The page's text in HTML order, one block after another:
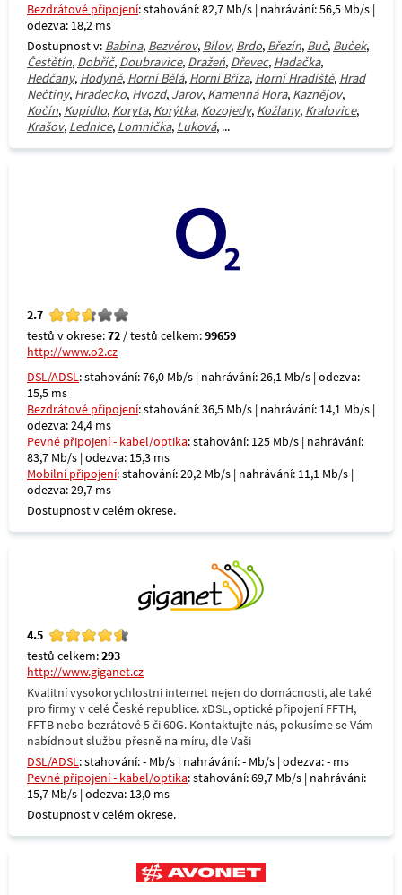
Bezdrátové připojení: stahování: 82,7 Mb/s | nahrávání: 56,5 Mb/s |
odezva: 18,2 ms
Dostupnost v: Babina, Bezvěrov, Bílov, Brdo, Březín, Buč, Buček,
Čestětín, Dobříč, Doubravice, Dražeň, Dřevec, Hadačka,
Hedčany, Hodyně, Horní Bělá, Horní Bříza, Horní Hradiště, Hrad
Nečtiny, Hradecko, Hvozd, Jarov, Kamenná Hora, Kaznějov,
Kočín, Kopidlo, Koryta, Korýtka, Kozojedy, Kožlany, Kralovice,
Krašov, Lednice, Lomnička, Luková, ...
2.7
testů v okrese:72 / testů celkem:99659
http://www.o2.cz
DSL/ADSL: stahování: 76,0 Mb/s | nahrávání: 26,1 Mb/s | odezva:
15,5 ms
Bezdrátové připojení: stahování: 36,5 Mb/s | nahrávání: 14,1 Mb/s |
odezva: 24,4 ms
Pevné připojení - kabel/optika: stahování: 125 Mb/s | nahrávání:
83,7 Mb/s | odezva: 15,3 ms
Mobilní připojení: stahování: 20,2 Mb/s | nahrávání: 11,1 Mb/s |
odezva: 29,7 ms
Dostupnost v celém okrese.
4.5
testů celkem:293
http://www.giganet.cz
Kvalitní vysokorychlostní internet nejen do domácnosti, ale také
pro firmy v celé České republice. xDSL, optické připojení FFTH,
FFTB nebo bezrátové 5 či 60G. Kontaktujte nás, pokusíme se Vám
nabídnout službu přesně na míru, dle Vaši
DSL/ADSL: stahování: - Mb/s | nahrávání: - Mb/s | odezva: - ms
Pevné připojení - kabel/optika: stahování: 69,7 Mb/s | nahrávání:
15,7 Mb/s | odezva: 13,0 ms
Dostupnost v celém okrese.